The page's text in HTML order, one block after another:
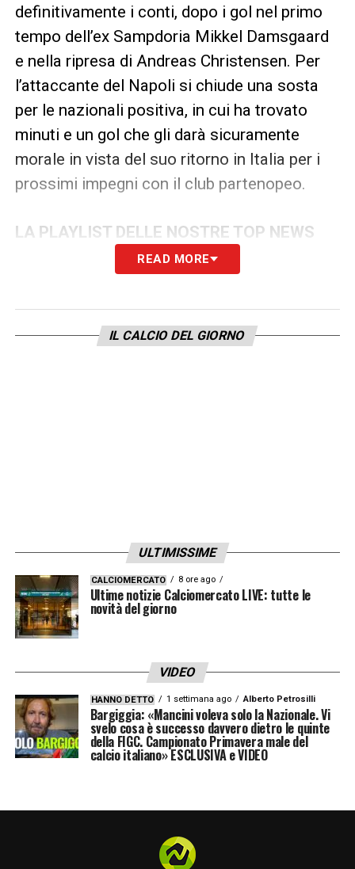
definitivamente i conti, dopo i gol nel primo
tempo dell’ex Sampdoria Mikkel Damsgaard
e nella ripresa di Andreas Christensen. Per
l’attaccante del Napoli si chiude una sosta
per le nazionali positiva, in cui ha trovato
minuti e un gol che gli darà sicuramente
morale in vista del suo ritorno in Italia per i
prossimi impegni con il club partenopeo.
LA PLAYLIST DELLE NOSTRE TOP NEWS
READ MORE
IL CALCIO DEL GIORNO
ULTIMISSIME
CALCIOMERCATO 8 ore ago
Ultime notizie Calciomercato LIVE: tutte le
novità del giorno
VIDEO
HANNO DETTO 1 settimana ago Alberto Petrosilli
Bargiggia: «Mancini voleva solo la Nazionale. Vi
svelo cosa è successo davvero dietro le quinte
della FIGC. Campionato Primavera male del
calcio italiano» ESCLUSIVA e VIDEO